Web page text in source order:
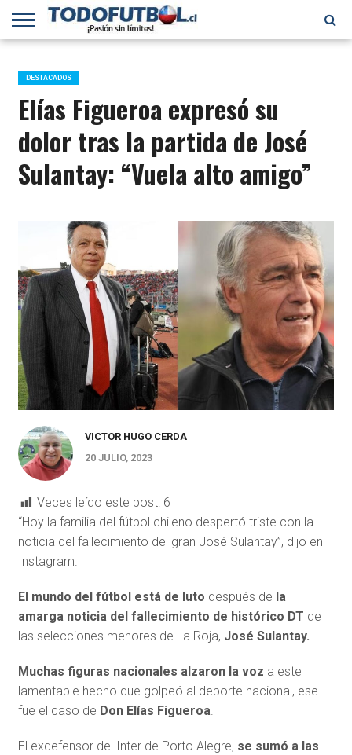
PRIMERA
B
SELECCIÓN
CHILENA
CHILENOS
EN EL
MUNDO
FÚTBOL
INTERNACIONAL
DESTACADOS
Elías Figueroa expresó su
dolor tras la partida de José
Sulantay: “Vuela alto amigo”
VICTOR HUGO CERDA
20 JULIO, 2023
Veces leído este post: 6
“Hoy la familia del fútbol chileno despertó triste con la
noticia del fallecimiento del gran José Sulantay”, dijo en
Instagram.
El mundo del fútbol está de luto después de la
amarga noticia del fallecimiento de histórico DT de
las selecciones menores de La Roja, José Sulantay.
Muchas figuras nacionales alzaron la voz a este
lamentable hecho que golpeó al deporte nacional, ese
fue el caso de DonElías Figueroa.
El exdefensor del Inter de Porto Alegre, se sumó a las